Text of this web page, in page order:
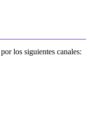
los siguientes canales: